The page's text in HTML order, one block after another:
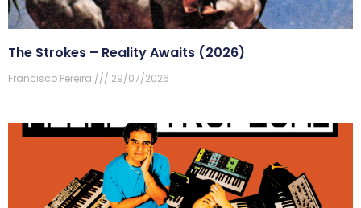
The Strokes – Reality Awaits (2026)
Francisco Pereira 29/07/2026